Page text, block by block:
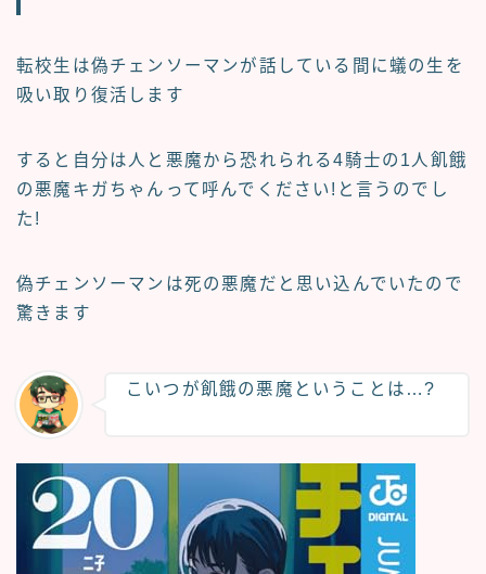
転校生は偽チェンソーマンが話している間に蟻の生を
吸い取り復活します
すると自分は人と悪魔から恐れられる4騎士の1人飢餓
の悪魔キガちゃんって呼んでください!と言うのでし
た!
偽チェンソーマンは死の悪魔だと思い込んでいたので
驚きます
こいつが飢餓の悪魔ということは…?